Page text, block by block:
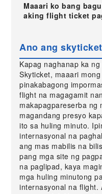
Maaari ko bang
aking flight ticket
Ano ang
Kapag naghanap ka
Skyticket, maaari
pinakabagong
flight na magagamit
makapagpareserba ng
magandang presyo
ito sa huling minuto.
internasyonal na
ang mas mabilis na
pang mga site ng
na paglipad, kaya
mga huling minutong
internasyonal na flight.